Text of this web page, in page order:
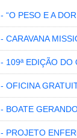
- “O PESO E A
- CARAVANA
- 109ª EDIÇÃO DO
- OFICINA
- BOATE
- PROJETO